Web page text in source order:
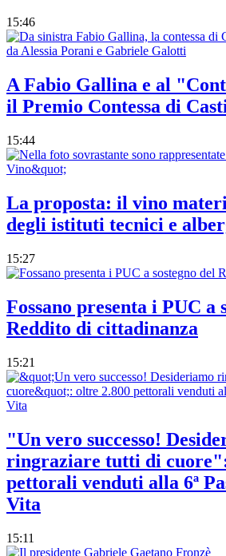
15:46
A Fabio Gallina e al
il Premio Contessa di
15:44
La proposta: il vino
degli istituti tecnici e
15:27
Fossano presenta i PUC a
Reddito di cittadinanza
15:21
"Un vero successo!
ringraziare tutti di
pettorali venduti alla 6ª
Vita
15:11